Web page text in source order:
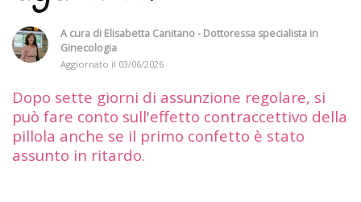
A cura di Elisabetta Canitano - Dottoressa specialista in
Ginecologia
Aggiornato il 03/06/2026
Dopo sette giorni di assunzione regolare, si
può fare conto sull'effetto contraccettivo della
pillola anche se il primo confetto è stato
assunto in ritardo.